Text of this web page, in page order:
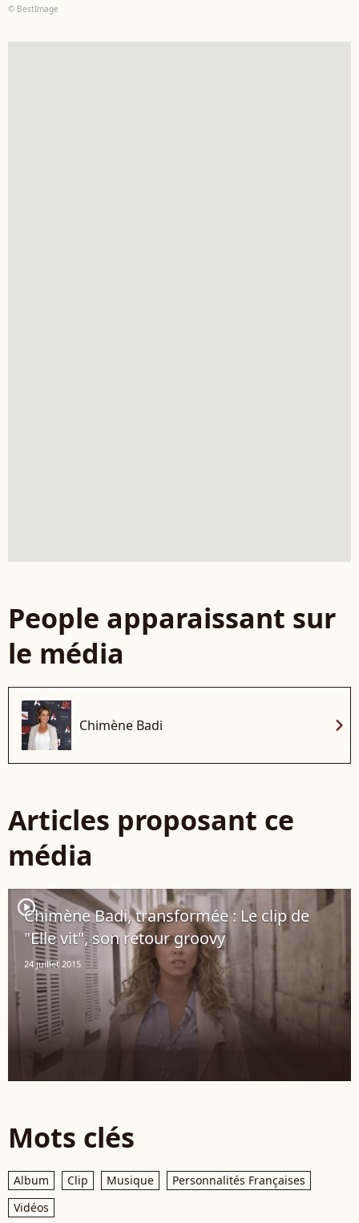
© BestImage
People apparaissant sur
le média
Chimène Badi chevron_right
Articles proposant ce
média
player2
Chimène Badi, transformée : Le clip de
"Elle vit", son retour groovy
24 juillet 2015
Mots clés
Album Clip Musique
Personnalités Françaises
Vidéos